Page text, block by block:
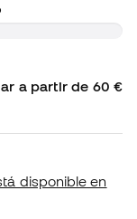
a partir de 60 €
disponible en